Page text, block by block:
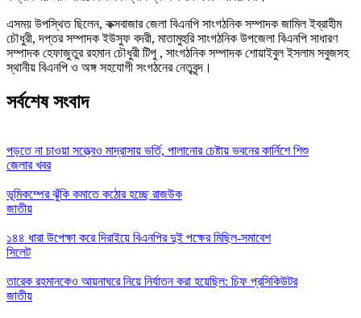
এসময় উপস্থিত ছিলেন, কক্সবাজার জেলা বিএনপি সাংগঠনিক সম্পাদক জামিল ইব্রাহীম
চৌধুরী, দপ্তর সম্পাদক ইউসুফ বদরী, মাতামুহুরি সাংগঠনিক উপজেলা বিএনপি সাধারণ
সম্পাদক হেফাজুতুর রহমান চৌধুরী টিপু , সাংগঠনিক সম্পাদক শোয়াইবুল ইসলাম সবুজসহ
স্থানীয় বিএনপি ও অঙ্গ সহযোগী সংগঠনের নেতৃবৃন্দ।
সর্বশেষ সংবাদ
পড়তে না চাওয়া সত্ত্বেও মাদ্রাসায় ভর্তি, পালানোর চেষ্টায় ভবনের কার্নিশে শিশু
জেলার খবর
ভূমিকম্পের ঝুঁকি কমাতে কঠোর হচ্ছে রাজউক
জাতীয়
১৪৪ ধারা উপেক্ষা করে দিরাইয়ে বিএনপির দুই পক্ষের মিছিল-সমাবেশ
সিলেট
তারেক রহমানকেও আয়নাঘরে নিয়ে নির্যাতন করা হয়েছিল: চিফ প্রসিকিউটর
জাতীয়